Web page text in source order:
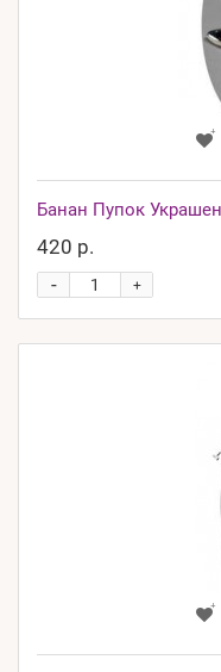
Банан Пупок
420 р.
+
-